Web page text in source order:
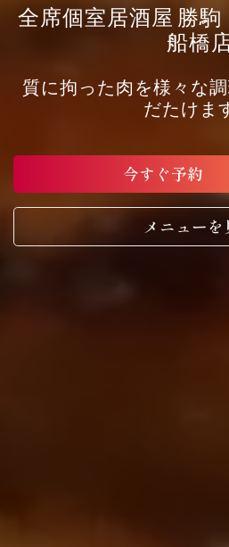
全席個室居酒屋 勝
船橋
質に拘った肉を様々な
だたけま
今すぐ予約
メニューを